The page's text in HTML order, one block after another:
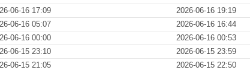
06-16 17:09 2026-06-16 19:19
06-16 05:07 2026-06-16 16:44
06-16 00:00 2026-06-16 00:53
06-15 23:10 2026-06-15 23:59
06-15 21:05 2026-06-15 22:50